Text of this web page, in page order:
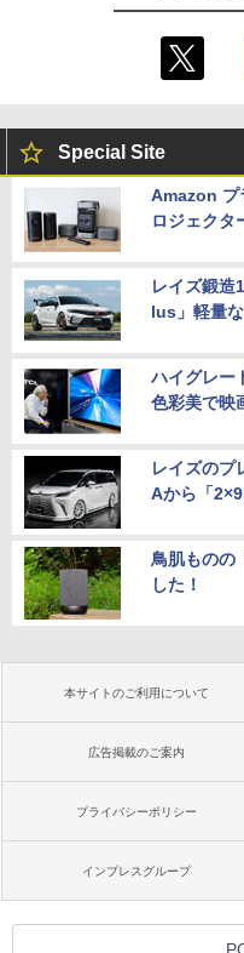
Special Site
Amazon プ
ロジェクタ
レイズ鍛造
lus」軽量
ハイグレー
色彩美で映
レイズのプ
Aから「
鳥肌ものの
した！
本サイトのご利用について
広告掲載のご案内
プライバシーポリシー
インプレスグループ